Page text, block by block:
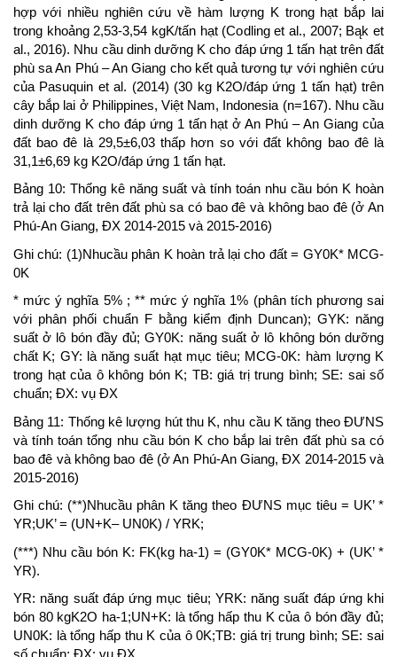
hợp với nhiều nghiên cứu về hàm lượng K trong hạt bắp lai
trong khoảng 2,53-3,54 kgK/tấn hạt (Codling et al., 2007; Bąk et
al., 2016). Nhu cầu dinh dưỡng K cho đáp ứng 1 tấn hạt trên đất
phù sa An Phú – An Giang cho kết quả tương tự với nghiên cứu
của Pasuquin et al. (2014) (30 kg K2O/đáp ứng 1 tấn hạt) trên
cây bắp lai ở Philippines, Việt Nam, Indonesia (n=167). Nhu cầu
dinh dưỡng K cho đáp ứng 1 tấn hạt ở An Phú – An Giang của
đất bao đê là 29,5±6,03 thấp hơn so với đất không bao đê là
31,1±6,69 kg K2O/đáp ứng 1 tấn hạt.
Bảng 10: Thống kê năng suất và tính toán nhu cầu bón K hoàn
trả lại cho đất trên đất phù sa có bao đê và không bao đê (ở An
Phú-An Giang, ĐX 2014-2015 và 2015-2016)
Ghi chú: (1)Nhucầu phân K hoàn trả lại cho đất = GY0K* MCG-
0K
* mức ý nghĩa 5% ; ** mức ý nghĩa 1% (phân tích phương sai
với phân phối chuẩn F bằng kiểm định Duncan); GYK: năng
suất ở lô bón đầy đủ; GY0K: năng suất ở lô không bón dưỡng
chất K; GY: là năng suất hạt mục tiêu; MCG-0K: hàm lượng K
trong hạt của ô không bón K; TB: giá trị trung bình; SE: sai số
chuẩn; ĐX: vụ ĐX
Bảng 11: Thống kê lượng hút thu K, nhu cầu K tăng theo ĐƯNS
và tính toán tổng nhu cầu bón K cho bắp lai trên đất phù sa có
bao đê và không bao đê (ở An Phú-An Giang, ĐX 2014-2015 và
2015-2016)
Ghi chú: (**)Nhucầu phân K tăng theo ĐƯNS mục tiêu = UK’ *
YR;UK’ = (UN+K– UN0K) / YRK;
(***) Nhu cầu bón K: FK(kg ha-1) = (GY0K* MCG-0K) + (UK’ *
YR).
YR: năng suất đáp ứng mục tiêu; YRK: năng suất đáp ứng khi
bón 80 kgK2O ha-1;UN+K: là tổng hấp thu K của ô bón đầy đủ;
UN0K: là tổng hấp thu K của ô 0K;TB: giá trị trung bình; SE: sai